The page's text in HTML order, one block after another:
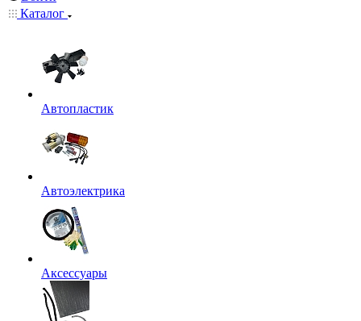
Каталог
Автопластик
Автоэлектрика
Аксессуары